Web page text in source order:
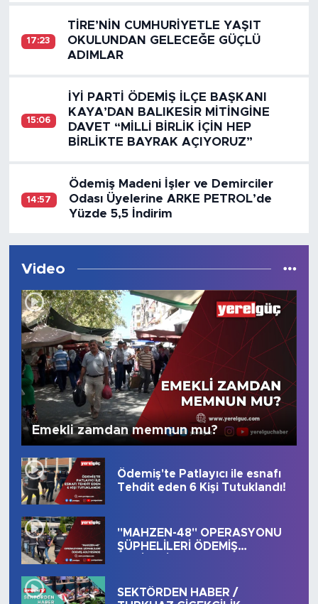
17:23
TİRE’NİN CUMHURİYETLE YAŞIT
OKULUNDAN GELECEĞE GÜÇLÜ
ADIMLAR
15:06
İYİ PARTİ ÖDEMİŞ İLÇE BAŞKANI
KAYA’DAN BALIKESİR MİTİNGİNE
DAVET “MİLLİ BİRLİK İÇİN HEP
BİRLİKTE BAYRAK AÇIYORUZ”
14:57
Ödemiş Madeni İşler ve Demirciler
Odası Üyelerine ARKE PETROL’de
Yüzde 5,5 İndirim
Video
Emekli zamdan memnun mu?
Ödemiş'te Patlayıcı ile esnafı
Tehdit eden 6 Kişi Tutuklandı!
"MAHZEN-48" OPERASYONU
ŞÜPHELİLERİ ÖDEMİŞ
SEKTÖRDEN HABER /